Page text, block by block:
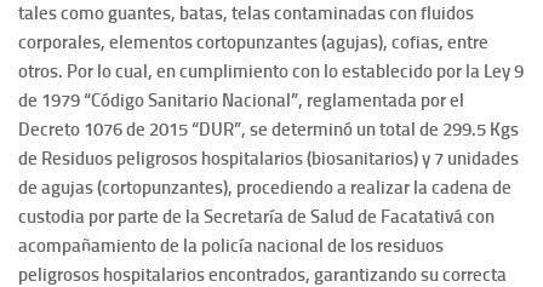
tales como guantes, batas, telas contaminadas con fluidos
corporales, elementos cortopunzantes (agujas), cofias, entre
otros. Por lo cual, en cumplimiento con lo establecido por la Ley 9
de 1979 “Código Sanitario Nacional”, reglamentada por el
Decreto 1076 de 2015 “DUR”, se determinó un total de 299.5 Kgs
de Residuos peligrosos hospitalarios (biosanitarios) y 7 unidades
de agujas (cortopunzantes), procediendo a realizar la cadena de
custodia por parte de la Secretaría de Salud de Facatativá con
acompañamiento de la policía nacional de los residuos
peligrosos hospitalarios encontrados, garantizando su correcta